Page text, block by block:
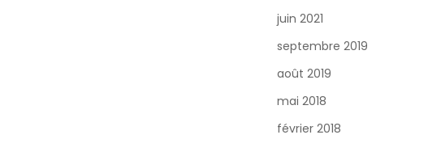
juin 2021
septembre 2019
août 2019
mai 2018
février 2018